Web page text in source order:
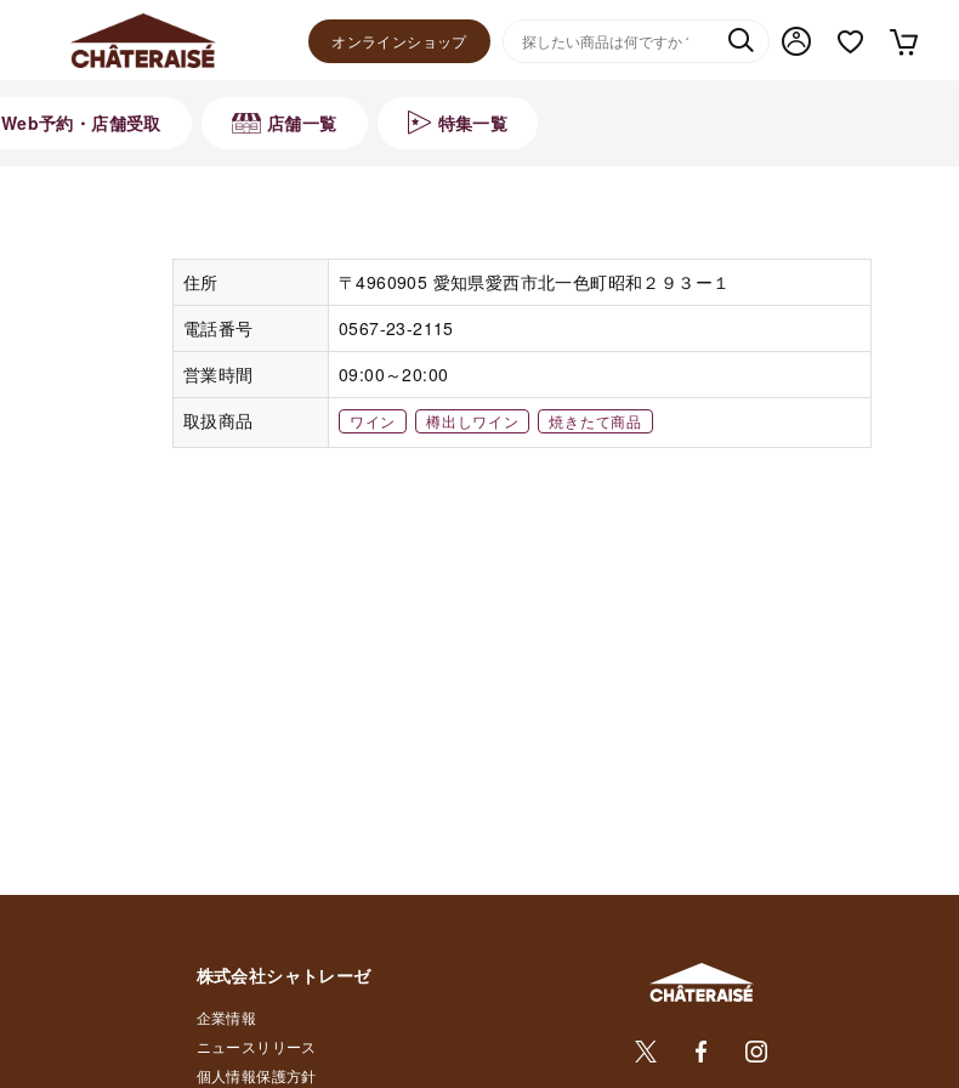
オンラインショップ
Web予約・店舗受取 店舗一覧 特集一覧
住所
〒4960905 愛知県愛西市北一色町昭和２９３ー１
電話番号
0567-23-2115
営業時間
09:00～20:00
取扱商品
ワイン 樽出しワイン 焼きたて商品
株式会社シャトレーゼ
企業情報
ニュースリリース
個人情報保護方針